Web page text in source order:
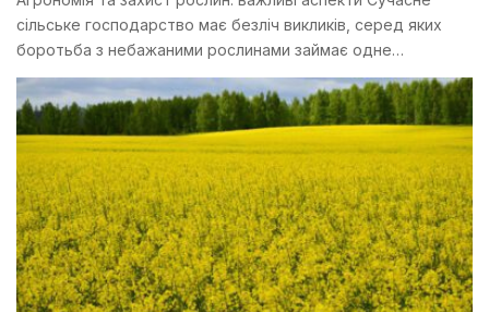
сільське господарство має безліч викликів, серед яких
боротьба з небажаними рослинами займає одне…